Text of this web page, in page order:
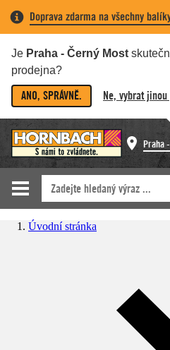
Doprava zdarma na všechny
Je Praha - Černý Most
prodejna?
ANO, SPRÁVNĚ. Ne, vybrat
Praha
Úvodní stránka